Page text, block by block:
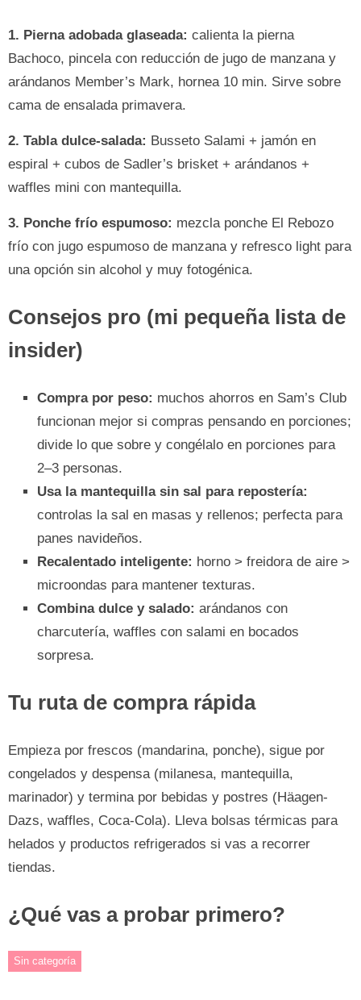
1. Pierna adobada glaseada: calienta la pierna
Bachoco, pincela con reducción de jugo de manzana y
arándanos Member’s Mark, hornea 10 min. Sirve sobre
cama de ensalada primavera.
2. Tabla dulce-salada: Busseto Salami + jamón en
espiral + cubos de Sadler’s brisket + arándanos +
waffles mini con mantequilla.
3. Ponche frío espumoso: mezcla ponche El Rebozo
frío con jugo espumoso de manzana y refresco light para
una opción sin alcohol y muy fotogénica.
Consejos pro (mi pequeña lista de
insider)
Compra por peso: muchos ahorros en Sam’s Club
funcionan mejor si compras pensando en porciones;
divide lo que sobre y congélalo en porciones para
2–3 personas.
Usa la mantequilla sin sal para repostería:
controlas la sal en masas y rellenos; perfecta para
panes navideños.
Recalentado inteligente: horno > freidora de aire >
microondas para mantener texturas.
Combina dulce y salado: arándanos con
charcutería, waffles con salami en bocados
sorpresa.
Tu ruta de compra rápida
Empieza por frescos (mandarina, ponche), sigue por
congelados y despensa (milanesa, mantequilla,
marinador) y termina por bebidas y postres (Häagen-
Dazs, waffles, Coca-Cola). Lleva bolsas térmicas para
helados y productos refrigerados si vas a recorrer
tiendas.
¿Qué vas a probar primero?
Sin categoría